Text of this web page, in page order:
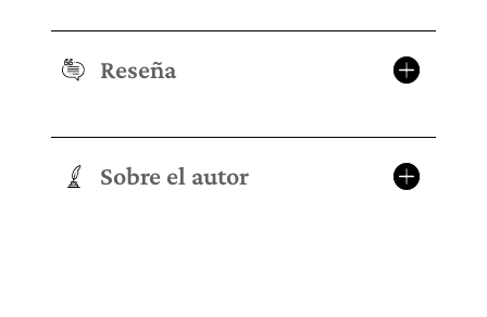
Reseña
Sobre el autor